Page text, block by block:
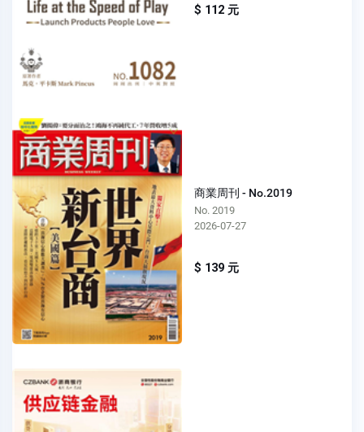
$ 112 元
商業周刊 - No.2019
No. 2019
2026-07-27
$ 139 元